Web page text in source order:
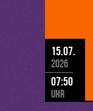
15.07.
2026
07:50
Uhr